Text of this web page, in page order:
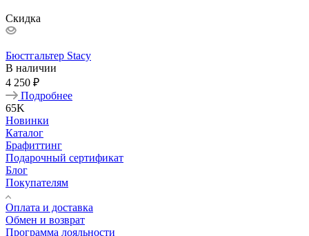
Скидка
Бюстгальтер Stacy
В наличии
4 250 ₽
Подробнее
65K
Новинки
Каталог
Брафиттинг
Подарочный сертификат
Блог
Покупателям
Оплата и доставка
Обмен и возврат
Программа лояльности